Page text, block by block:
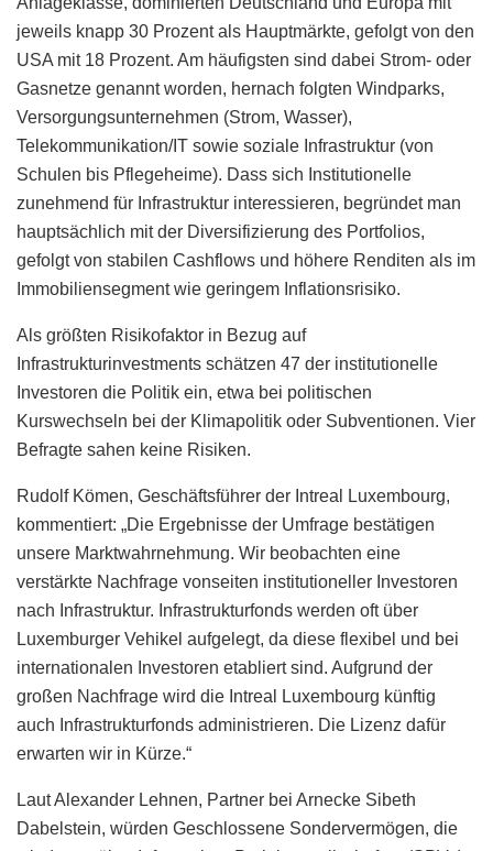
jeweils knapp 30 Prozent als Hauptmärkte, gefolgt von den
USA mit 18 Prozent. Am häufigsten sind dabei Strom- oder
Gasnetze genannt worden, hernach folgten Windparks,
Versorgungsunternehmen (Strom, Wasser),
Telekommunikation/IT sowie soziale Infrastruktur (von
Schulen bis Pflegeheime). Dass sich Institutionelle
zunehmend für Infrastruktur interessieren, begründet man
hauptsächlich mit der Diversifizierung des Portfolios,
gefolgt von stabilen Cashflows und höhere Renditen als im
Immobiliensegment wie geringem Inflationsrisiko.
Als größten Risikofaktor in Bezug auf
Infrastrukturinvestments schätzen 47 der institutionelle
Investoren die Politik ein, etwa bei politischen
Kurswechseln bei der Klimapolitik oder Subventionen. Vier
Befragte sahen keine Risiken.
Rudolf Kömen, Geschäftsführer der Intreal Luxembourg,
kommentiert: „Die Ergebnisse der Umfrage bestätigen
unsere Marktwahrnehmung. Wir beobachten eine
verstärkte Nachfrage vonseiten institutioneller Investoren
nach Infrastruktur. Infrastrukturfonds werden oft über
Luxemburger Vehikel aufgelegt, da diese flexibel und bei
internationalen Investoren etabliert sind. Aufgrund der
großen Nachfrage wird die Intreal Luxembourg künftig
auch Infrastrukturfonds administrieren. Die Lizenz dafür
erwarten wir in Kürze.“
Laut Alexander Lehnen, Partner bei Arnecke Sibeth
Dabelstein, würden Geschlossene Sondervermögen, die